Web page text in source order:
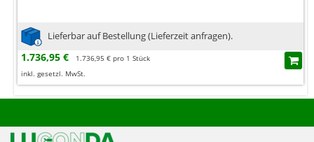
Lieferbar auf Bestellung (Lieferzeit anfragen).
1.736,95 €
1.736,95 € pro 1 Stück
inkl. gesetzl. MwSt.